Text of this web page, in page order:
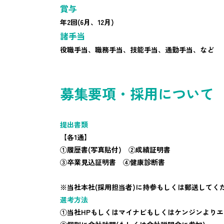
賞与
年2回(6月、12月)
諸手当
役職手当、職務手当、技能手当、通勤手当、など
募集要項・採用について
提出書類
【各1通】
①履歴書(写真貼付) ②成績証明書
③卒業見込証明書 ④健康診断書
※当社本社(採用担当者)に持参もしくは郵送してく
選考方法
①当社HPもしくはマイナビもしくはケンジンより